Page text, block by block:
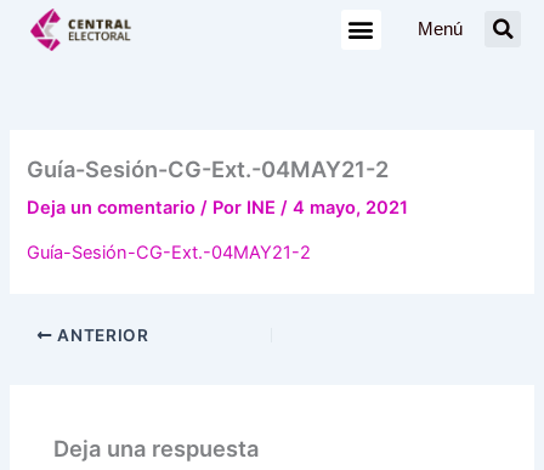
Menú
Guía-Sesión-CG-Ext.-04MAY21-2
Deja un comentario / Por INE/4 mayo, 2021
Guía-Sesión-CG-Ext.-04MAY21-2
ANTERIOR
Deja una respuesta